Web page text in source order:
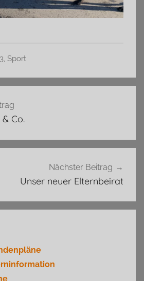
, Sport
Co.
Nächster Beitrag
Unser neuer Elternbeirat